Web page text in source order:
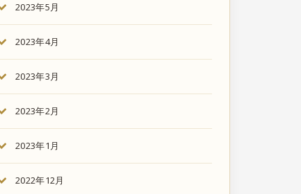
2023年5月
2023年4月
2023年3月
2023年2月
2023年1月
2022年12月